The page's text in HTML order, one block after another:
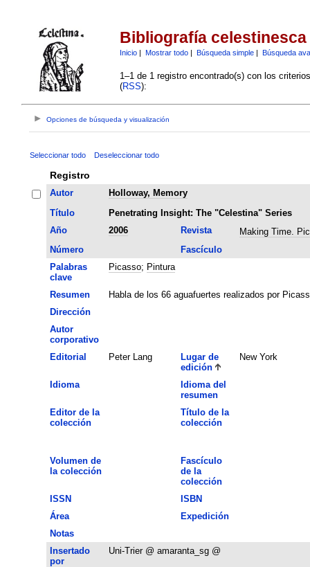
Bibliografía celestinesca
Inicio| Mostrar todo| Búsqueda simple| Búsqueda
1–1 de 1 registro encontrado(s) con los
(RSS):
Opciones de búsqueda y visualización
Seleccionar todo Deseleccionar todo
Registro
Autor
Holloway, Memory
Título
Penetrating Insight: The "Celestina" Series
Año
2006 Revista
Making Time.
Número
Fascículo
Palabras
clave
Picasso; Pintura
Resumen
Habla de los 66 aguafuertes realizados por
Dirección
Autor
corporativo
Editorial
Peter Lang
Lugar de
edición
New York
Idioma
Idioma del
resumen
Editor de la
colección
Título de la
colección
Volumen de
la colección
Fascículo
de la
colección
ISSN
ISBN
Área
Expedición
Notas
Insertado
por
Uni-Trier @ amaranta_sg @